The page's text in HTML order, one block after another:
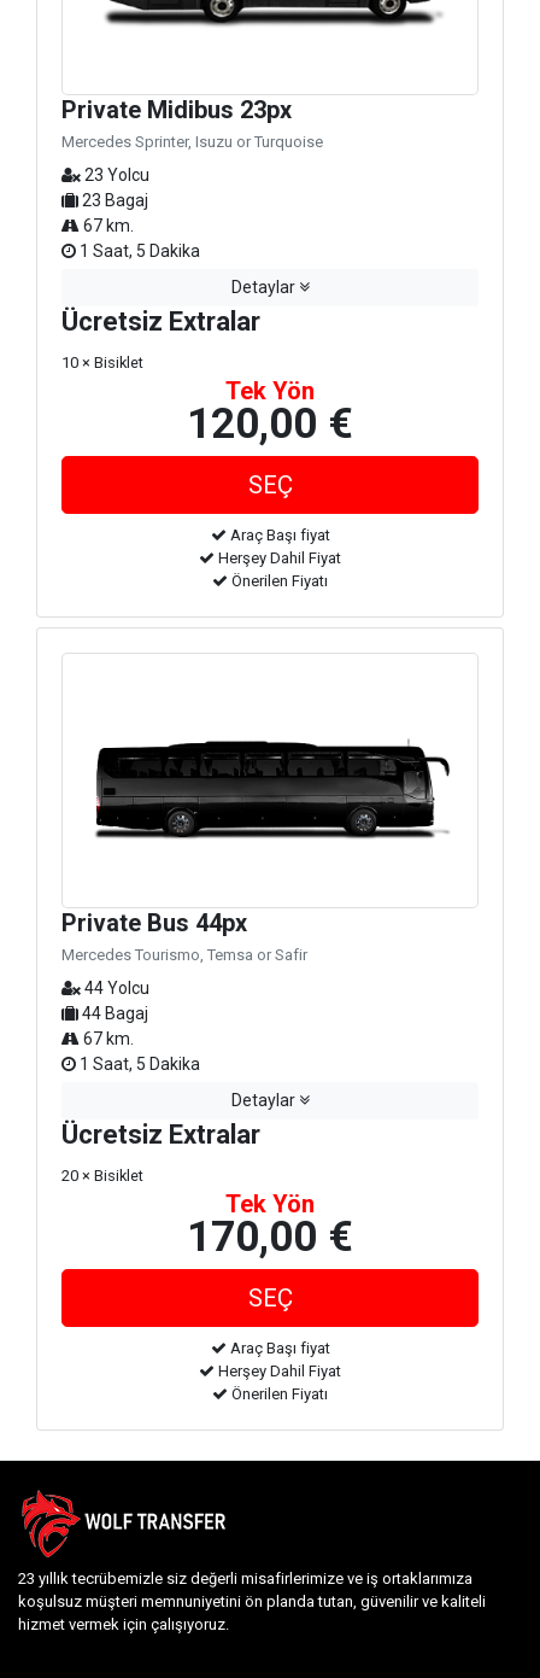
Private Midibus 23px
Mercedes Sprinter, Isuzu or Turquoise
23 Yolcu
23 Bagaj
67 km.
1 Saat, 5 Dakika
Detaylar
Ücretsiz Extralar
10 × Bisiklet
Tek Yön
120,00 €
Araç Başı fiyat
Herşey Dahil Fiyat
Önerilen Fiyatı
Private Bus 44px
Mercedes Tourismo, Temsa or Safir
44 Yolcu
44 Bagaj
67 km.
1 Saat, 5 Dakika
Detaylar
Ücretsiz Extralar
20 × Bisiklet
Tek Yön
170,00 €
Araç Başı fiyat
Herşey Dahil Fiyat
Önerilen Fiyatı
23 yıllık tecrübemizle siz değerli misafirlerimize ve iş ortaklarımıza
koşulsuz müşteri memnuniyetini ön planda tutan, güvenilir ve kaliteli
hizmet vermek için çalışıyoruz.